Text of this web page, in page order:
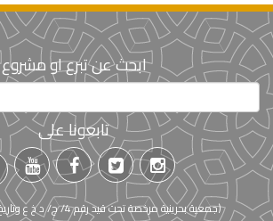
ابحث عن تبرع او مشروع
تابعونا على
(جمعية بحرينية مرخصة تحت قيد رقم 4/ ج/ د خ ع وتاريخ 1990/12/26م)